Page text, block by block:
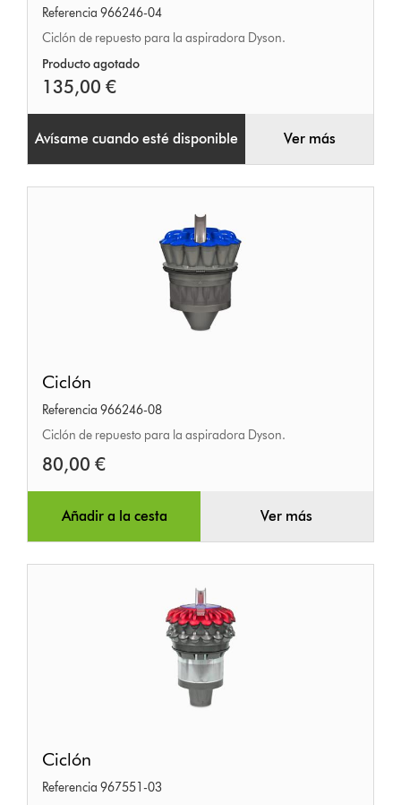
Referencia 966246-04
Ciclón de repuesto para la aspiradora Dyson.
Producto agotado
135,00 €
Avísame cuando esté disponible Ver más
Ciclón
Referencia 966246-08
Ciclón de repuesto para la aspiradora Dyson.
80,00 €
Añadir a la cesta Ver más
Ciclón
Referencia 967551-03